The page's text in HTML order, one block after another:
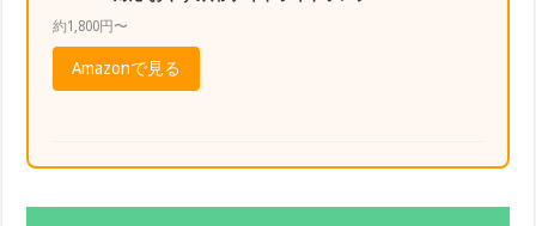
約1,800円〜
Amazonで見る